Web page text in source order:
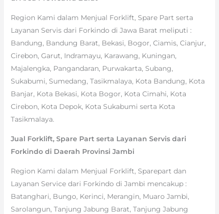
Region Kami dalam Menjual Forklift, Spare Part serta
Layanan Servis dari Forkindo di Jawa Barat meliputi :
Bandung, Bandung Barat, Bekasi, Bogor, Ciamis, Cianjur,
Cirebon, Garut, Indramayu, Karawang, Kuningan,
Majalengka, Pangandaran, Purwakarta, Subang,
Sukabumi, Sumedang, Tasikmalaya, Kota Bandung, Kota
Banjar, Kota Bekasi, Kota Bogor, Kota Cimahi, Kota
Cirebon, Kota Depok, Kota Sukabumi serta Kota
Tasikmalaya.
Jual Forklift, Spare Part serta Layanan Servis dari
Forkindo di Daerah Provinsi Jambi
Region Kami dalam Menjual Forklift, Sparepart dan
Layanan Service dari Forkindo di Jambi mencakup :
Batanghari, Bungo, Kerinci, Merangin, Muaro Jambi,
Sarolangun, Tanjung Jabung Barat, Tanjung Jabung